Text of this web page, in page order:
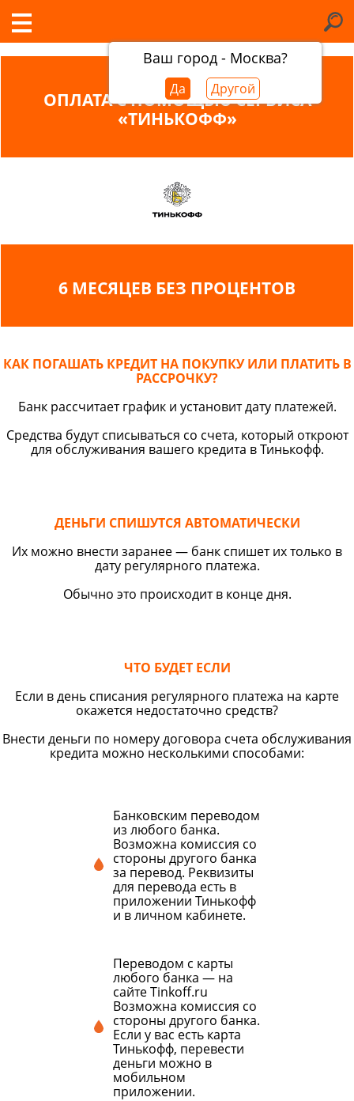
Ваш город - Москва?
Да Другой
ОПЛАТА С ПОМОЩЬЮ СЕРВИСА
«ТИНЬКОФФ»
6 МЕСЯЦЕВ БЕЗ ПРОЦЕНТОВ
КАК ПОГАШАТЬ КРЕДИТ НА ПОКУПКУ ИЛИ ПЛАТИТЬ В
РАССРОЧКУ?
Банк рассчитает график и установит дату платежей.
Средства будут списываться со счета, который откроют
для обслуживания вашего кредита в Тинькофф.
ДЕНЬГИ СПИШУТСЯ АВТОМАТИЧЕСКИ
Их можно внести заранее — банк спишет их только в
дату регулярного платежа.
Обычно это происходит в конце дня.
ЧТО БУДЕТ ЕСЛИ
Если в день списания регулярного платежа на карте
окажется недостаточно средств?
Внести деньги по номеру договора счета обслуживания
кредита можно несколькими способами:
Банковским переводом
из любого банка.
Возможна комиссия со
стороны другого банка
за перевод. Реквизиты
для перевода есть в
приложении Тинькофф
и в личном кабинете.
Переводом с карты
любого банка — на
сайте Tinkoff.ru
Возможна комиссия со
стороны другого банка.
Если у вас есть карта
Тинькофф, перевести
деньги можно в
мобильном
приложении.